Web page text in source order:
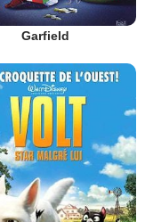
Garfield